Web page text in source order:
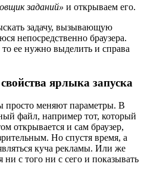
заданий» и открываем его.
задачу, вызывающую
непосредственно браузера.
то ее нужно выделить и справа
ярлыка запуска
просто меняют параметры. В
файл, например тот, который
открывается и сам браузер,
Но спустя время, а
куча рекламы. Или же
ни с того ни с сего и показывать